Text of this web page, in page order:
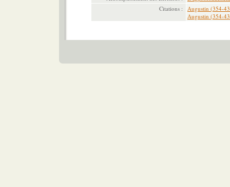
Citations :
Augustin (354-
Augustin (354-